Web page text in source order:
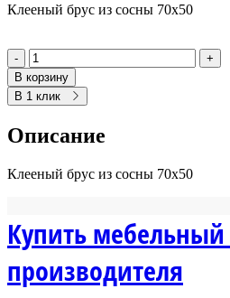
Клееный брус из сосны 70х50
-
+
В корзину
В 1 клик
Описание
Клееный брус из сосны 70х50
Купить
производителя